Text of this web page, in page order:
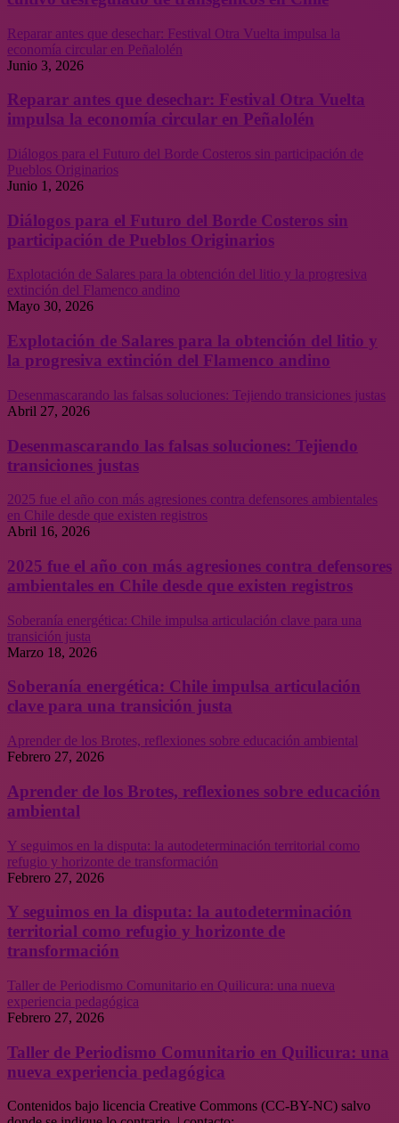
Reparar antes que desechar: Festival Otra Vuelta impulsa la
economía circular en Peñalolén
Junio 3, 2026
Reparar antes que desechar: Festival Otra Vuelta
impulsa la economía circular en Peñalolén
Diálogos para el Futuro del Borde Costeros sin participación de
Pueblos Originarios
Junio 1, 2026
Diálogos para el Futuro del Borde Costeros sin
participación de Pueblos Originarios
Explotación de Salares para la obtención del litio y la progresiva
extinción del Flamenco andino
Mayo 30, 2026
Explotación de Salares para la obtención del litio y
la progresiva extinción del Flamenco andino
Desenmascarando las falsas soluciones: Tejiendo transiciones justas
Abril 27, 2026
Desenmascarando las falsas soluciones: Tejiendo
transiciones justas
2025 fue el año con más agresiones contra defensores ambientales
en Chile desde que existen registros
Abril 16, 2026
2025 fue el año con más agresiones contra defensores
ambientales en Chile desde que existen registros
Soberanía energética: Chile impulsa articulación clave para una
transición justa
Marzo 18, 2026
Soberanía energética: Chile impulsa articulación
clave para una transición justa
Aprender de los Brotes, reflexiones sobre educación ambiental
Febrero 27, 2026
Aprender de los Brotes, reflexiones sobre educación
ambiental
Y seguimos en la disputa: la autodeterminación territorial como
refugio y horizonte de transformación
Febrero 27, 2026
Y seguimos en la disputa: la autodeterminación
territorial como refugio y horizonte de
transformación
Taller de Periodismo Comunitario en Quilicura: una nueva
experiencia pedagógica
Febrero 27, 2026
Taller de Periodismo Comunitario en Quilicura: una
nueva experiencia pedagógica
Contenidos bajo licencia Creative Commons (CC-BY-NC) salvo